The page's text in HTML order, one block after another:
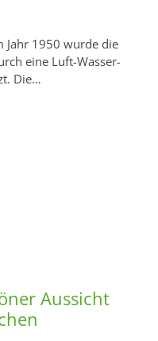
Jahr 1950 wurde die
eine Luft-Wasser-
Die…
Aussicht